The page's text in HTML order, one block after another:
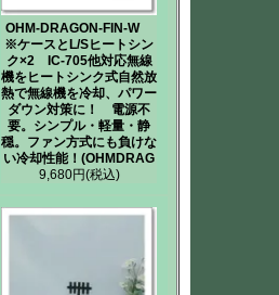
OHM-DRAGON-FIN-W
※ケースとL/Sヒートシン
ク×2 IC-705他対応無線
機をヒートシンク式自然放
熱で無線機を冷却、パワー
ダウン対策に！ 電源不
要。シンプル・軽量・静
穏。ファン方式にも負けな
い冷却性能！(OHMDRAG
9,680円(税込)